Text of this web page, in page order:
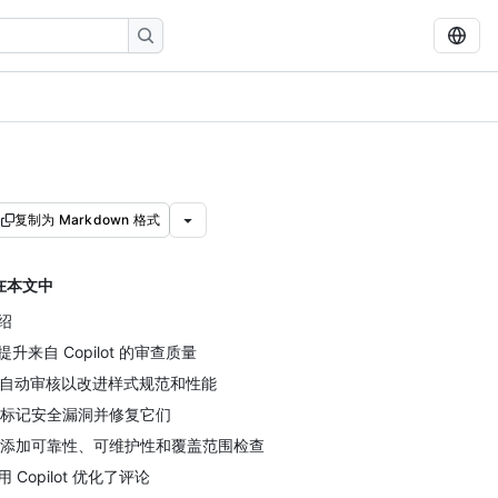
复制为 Markdown 格式
本文中
升来自 Copilot 的审查质量
动审核以改进样式规范和性能
记安全漏洞并修复它们
加可靠性、可维护性和覆盖范围检查
Copilot 优化了评论